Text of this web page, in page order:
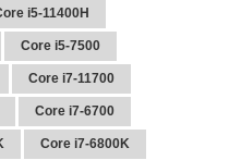
i5-11400H
Core i5-7500
Core i7-11700
Core i7-6700
Core i7-6800K